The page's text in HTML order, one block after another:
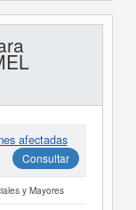
afectadas
Consultar
y Mayores